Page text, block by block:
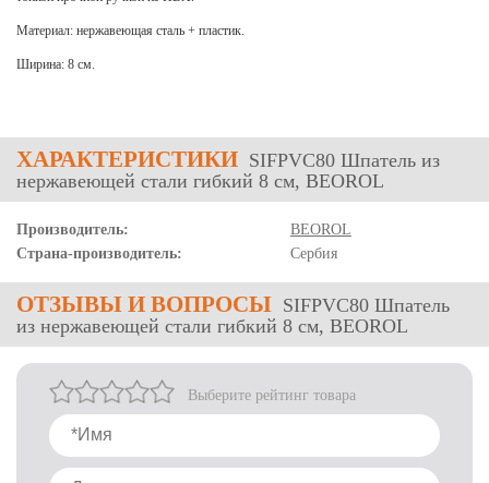
Материал: нержавеющая сталь + пластик.
Ширина: 8 см.
ХАРАКТЕРИСТИКИ SIFPVC80 Шпатель из
нержавеющей стали гибкий 8 см, BEOROL
Производитель:
BEOROL
Страна-производитель:
Сербия
ОТЗЫВЫ И ВОПРОСЫ SIFPVC80 Шпатель
из нержавеющей стали гибкий 8 см, BEOROL
Выберите рейтинг товара